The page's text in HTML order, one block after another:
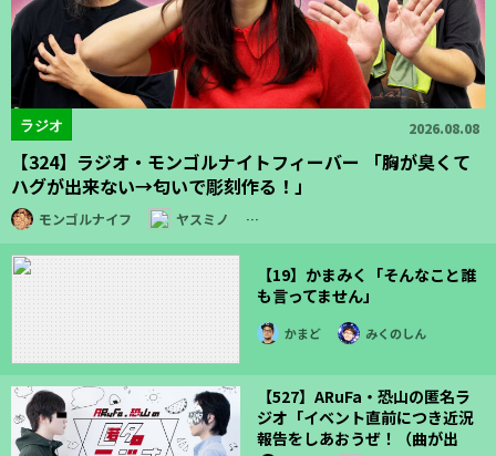
ラジオ 2026.08.08
【324】ラジオ・モンゴルナイトフィーバー 「胸が臭くて
ハグが出来ない→匂いで彫刻作る！」
モンゴルナイフ ヤスミノ …
【19】かまみく「そんなこと誰
も言ってません」
かまど みくのしん
【527】ARuFa・恐山の匿名ラ
ジオ「イベント直前につき近況
報告をしあおうぜ！（曲が出